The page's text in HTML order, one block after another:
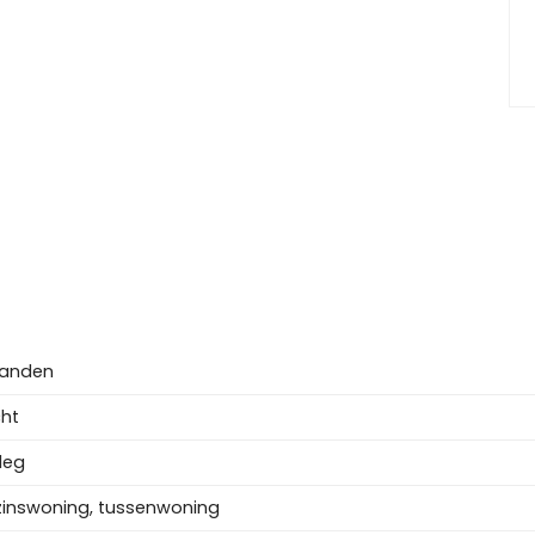
woon-eetkamer met deur naar achtertuin,
dakkapel, wasmachineaansluiting,
tussenwoning